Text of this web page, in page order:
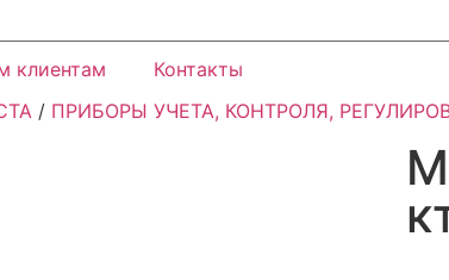
клиентам
Контакты
/ ПРИБОРЫ УЧЕТА, КОНТРОЛЯ,